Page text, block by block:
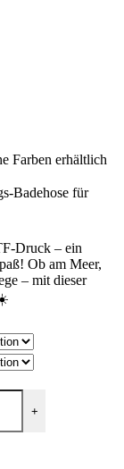
Farben erhältlich
Badehose für
Druck – ein
Ob am Meer,
– mit dieser
+